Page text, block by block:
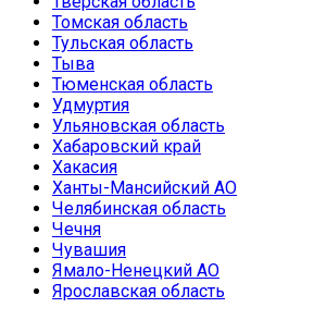
Томская область
Тульская область
Тыва
Тюменская область
Удмуртия
Ульяновская область
Хабаровский край
Хакасия
Ханты-Мансийский АО
Челябинская область
Чечня
Чувашия
Ямало-Ненецкий АО
Ярославская область